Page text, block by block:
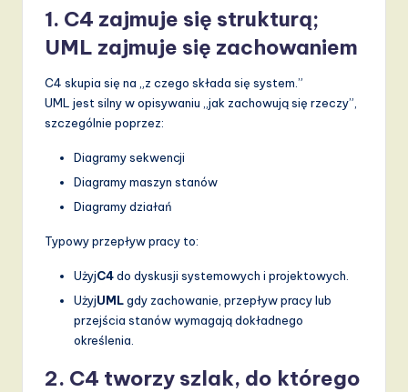
1. C4 zajmuje się strukturą;
UML zajmuje się zachowaniem
C4 skupia się na „z czego składa się system.”
UML jest silny w opisywaniu „jak zachowują się rzeczy”,
szczególnie poprzez:
Diagramy sekwencji
Diagramy maszyn stanów
Diagramy działań
Typowy przepływ pracy to:
UżyjC4do dyskusji systemowych i projektowych.
UżyjUMLgdy zachowanie, przepływ pracy lub
przejścia stanów wymagają dokładnego
określenia.
2. C4 tworzy szlak, do którego